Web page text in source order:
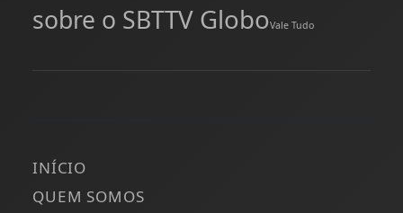
sobre o SBTTV GloboVale Tudo
INÍCIO
QUEM SOMOS